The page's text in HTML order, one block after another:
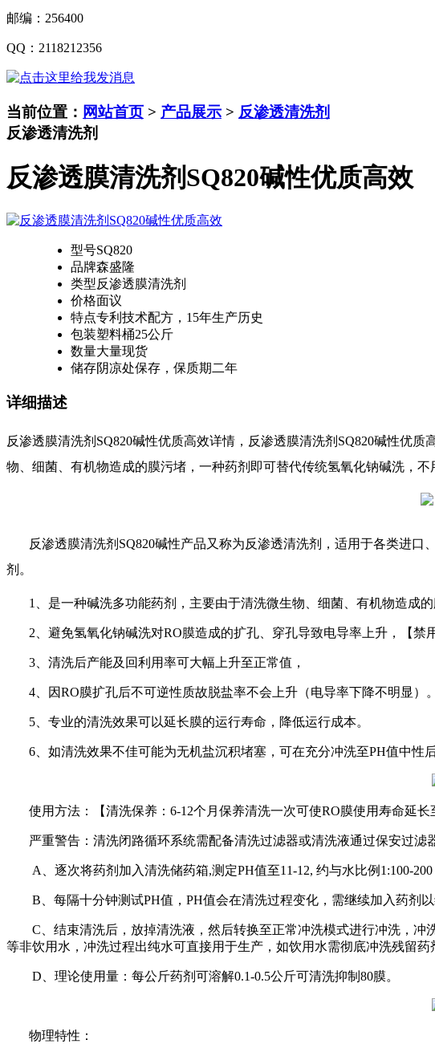
邮编： 256400
QQ ： 2118212356
当前位置： 网站首页 > 产品展示 > 反渗透清洗剂
反渗透清洗剂
反渗透膜清洗剂SQ820碱性优质高效
型号SQ820
品牌森盛隆
类型反渗透膜清洗剂
价格面议
特点专利技术配方，15年生产历史
包装塑料桶25公斤
数量大量现货
储存阴凉处保存，保质期二年
详细描述
反渗透膜清洗剂SQ820碱性优质高效详情，反渗透膜清洗剂SQ820碱性优
物、细菌、有机物造成的膜污堵，一种药剂即可替代传统氢氧化钠碱洗，不
反渗透膜清洗剂SQ820碱性产品又称为反渗透清洗剂，适用于各类进口
剂。
1 、是一种碱洗多功能药剂，主要由于清洗微生物、细菌、有机物造成
2 、避免氢氧化钠碱洗对RO膜造成的扩孔、穿孔导致电导率上升，【禁
3 、清洗后产能及回利用率可大幅上升至正常值，
4 、因RO膜扩孔后不可逆性质故脱盐率不会上升（电导率下降不明显）。
5 、专业的清洗效果可以延长膜的运行寿命，降低运行成本。
6 、如清洗效果不佳可能为无机盐沉积堵塞，可在充分冲洗至PH值中性
使用方法：【清洗保养： 6-12个月保养清洗一次可使RO膜使用寿命延长
严重警告：清洗闭路循环系统需配备清洗过滤器或清洗液通过保安过滤
A 、逐次将药剂加入清洗储药箱,测定PH值至11-12, 约与水比例 1:100-200
B 、每隔十分钟测试PH值， PH值会在清洗过程变化，需继续加入药剂
C 、结束清洗后，放掉清洗液，然后转换至正常冲洗模式进行冲洗，冲
等非饮用水，冲洗过程出纯水可直接用于生产，如饮用水需彻底冲洗残留药
D 、理论使用量：每公斤药剂可溶解0.1-0.5公斤可清洗抑制 80膜。
物理特性：